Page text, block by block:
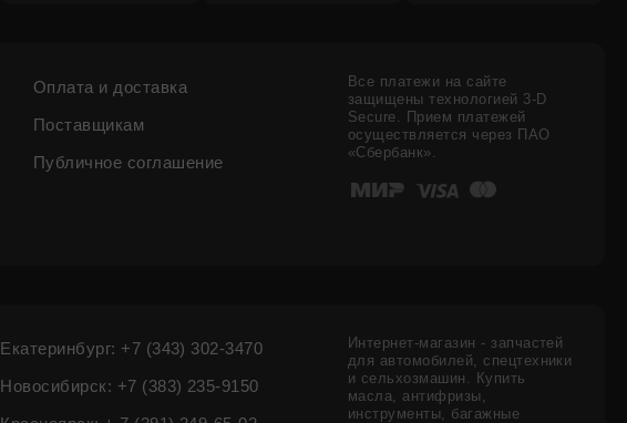
Оплата и доставка
Поставщикам
Публичное соглашение
Все платежи на сайте
защищены технологией 3-D
Secure. Прием платежей
осуществляется через ПАО
«Сбербанк».
Екатеринбург: +7 (343) 302-3470
Новосибирск: +7 (383) 235-9150
Интернет-магазин - запчастей
для автомобилей, спецтехники
и сельхозмашин. Купить
масла, антифризы,
инструменты, багажные